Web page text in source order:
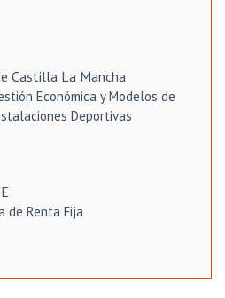
Castilla La Mancha
Económica y Modelos de
Deportivas
de Renta Fija